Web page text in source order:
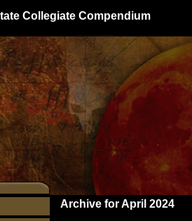
Collegiate Compendium
Archive for April 2024